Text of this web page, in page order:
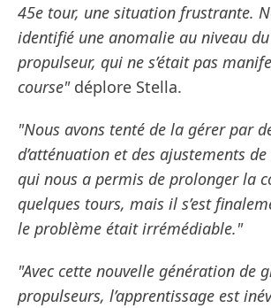
45e tour, une situation frustrante.
identifié une anomalie au niveau
propulseur, qui ne s’était pas
course"déplore Stella.
"Nous avons tenté de la gérer par
d’atténuation et des ajustements
qui nous a permis de prolonger la
quelques tours, mais il s’est
le problème était irrémédiable."
"Avec cette nouvelle génération de
propulseurs, l’apprentissage est